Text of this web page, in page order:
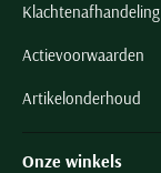
Klachtenafhandeling
Actievoorwaarden
Artikelonderhoud
Onze winkels